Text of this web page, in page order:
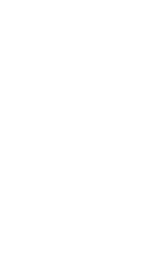
El conjunto de Luis
Sierra y ofreció
encuentro, pero